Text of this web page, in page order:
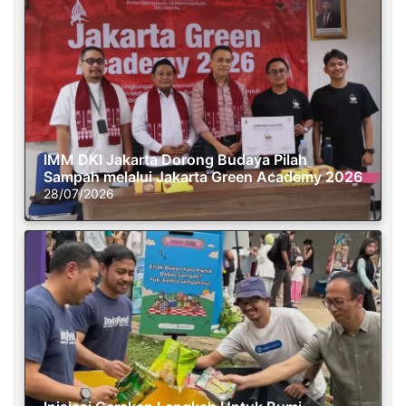
IMM DKI Jakarta Dorong Budaya Pilah
Sampah melalui Jakarta Green Academy 2026
28/07/2026